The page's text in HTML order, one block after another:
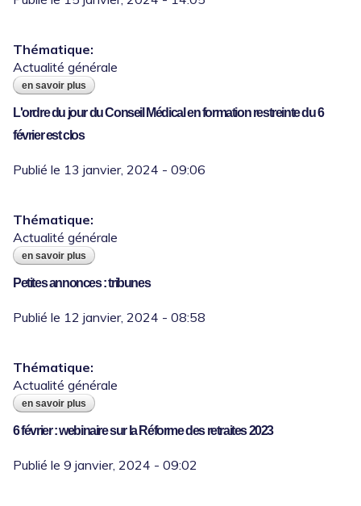
Thématique:
Actualité générale
en savoir plus à propos de important - webinaires
prévoyance
L'ordre du jour du Conseil Médical en formation restreinte du 6
février est clos
Thématique:
Actualité générale
en savoir plus à propos de l'ordre du jour du conseil
est clos
Petites annonces : tribunes
Thématique:
Actualité générale
en savoir plus à propos de petites annonces : tribunes
6 février : webinaire sur la Réforme des retraites 2023